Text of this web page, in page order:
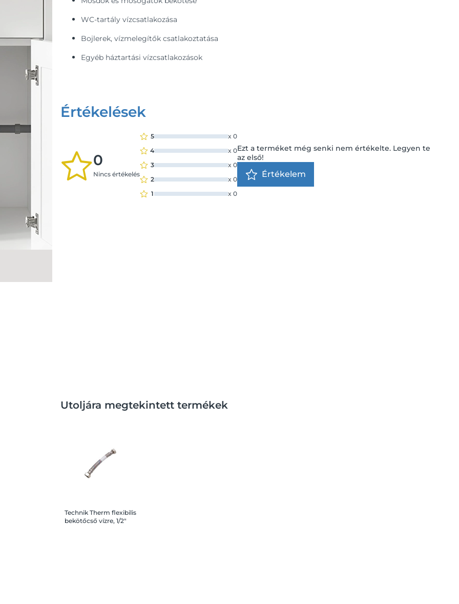
WC-tartály vízcsatlakozása
Bojlerek, vízmelegítők csatlakoztatása
Egyéb háztartási vízcsatlakozások
Értékelések
0
Nincs értékelés
5 x 0
4
x 0
3
x 0
2
x 0
1
x 0
Ezt a terméket még senki nem értékelte. Legyen te
az első!
Értékelem
Utoljára megtekintett termékek
Technik Therm flexibilis
bekötőcső vízre, 1/2"